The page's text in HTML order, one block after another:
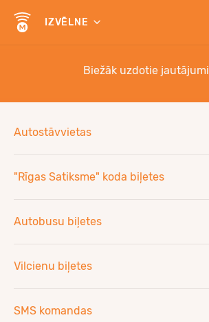
IZVĒLNE
Biežāk uzdotie jautājumi
Autostāvvietas
"Rīgas Satiksme" koda biļetes
Autobusu biļetes
Vilcienu biļetes
SMS komandas